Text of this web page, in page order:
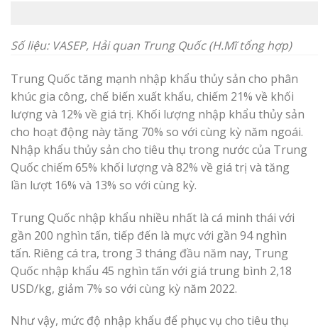
Số liệu: VASEP, Hải quan Trung Quốc (H.Mĩ tổng hợp)
Trung Quốc tăng mạnh nhập khẩu thủy sản cho phân
khúc gia công, chế biến xuất khẩu, chiếm 21% về khối
lượng và 12% về giá trị. Khối lượng nhập khẩu thủy sản
cho hoạt động này tăng 70% so với cùng kỳ năm ngoái.
Nhập khẩu thủy sản cho tiêu thụ trong nước của Trung
Quốc chiếm 65% khối lượng và 82% về giá trị và tăng
lần lượt 16% và 13% so với cùng kỳ.
Trung Quốc nhập khẩu nhiều nhất là cá minh thái với
gần 200 nghìn tấn, tiếp đến là mực với gần 94 nghìn
tấn. Riêng cá tra, trong 3 tháng đầu năm nay, Trung
Quốc nhập khẩu 45 nghìn tấn với giá trung bình 2,18
USD/kg, giảm 7% so với cùng kỳ năm 2022.
Như vậy, mức độ nhập khẩu để phục vụ cho tiêu thụ